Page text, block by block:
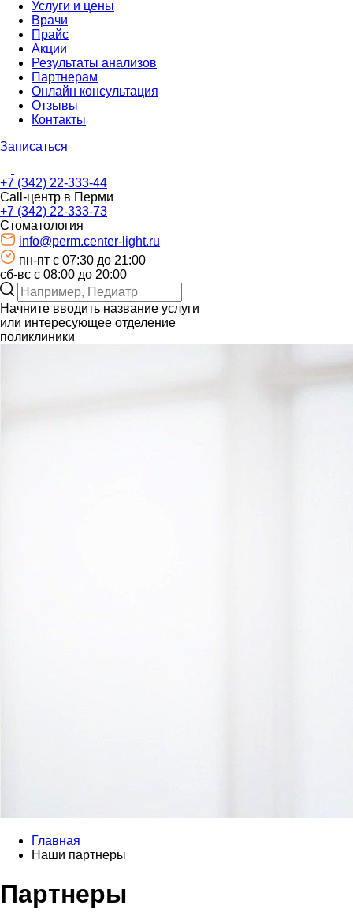
Услуги и цены
Врачи
Прайс
Акции
Результаты анализов
Партнерам
Онлайн консультация
Отзывы
Контакты
Записаться
+7 (342) 22-333-44
Call-центр в Перми
+7 (342) 22-333-73
Стоматология
info@perm.center-light.ru
пн-пт c 07:30 до 21:00
сб-вс с 08:00 до 20:00
Начните вводить название услуги
или интересующее отделение
поликлиники
Главная
Наши партнеры
Партнеры